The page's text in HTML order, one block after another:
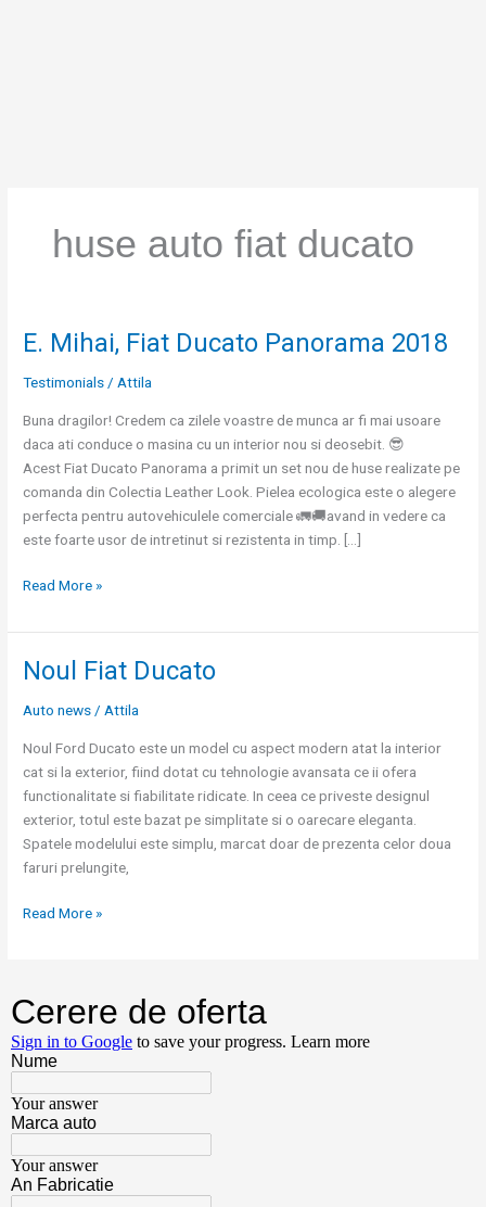
huse auto fiat ducato
E. Mihai, Fiat Ducato Panorama 2018
Testimonials / Attila
Buna dragilor! Credem ca zilele voastre de munca ar fi mai usoare
daca ati conduce o masina cu un interior nou si deosebit. 😎
Acest Fiat Ducato Panorama a primit un set nou de huse realizate pe
comanda din Colectia Leather Look. Pielea ecologica este o alegere
perfecta pentru autovehiculele comerciale 🚛🚚avand in vedere ca
este foarte usor de intretinut si rezistenta in timp. […]
E.
Fiat
Panorama
Read More »
Noul Fiat Ducato
Auto news / Attila
Noul Ford Ducato este un model cu aspect modern atat la interior
cat si la exterior, fiind dotat cu tehnologie avansata ce ii ofera
functionalitate si fiabilitate ridicate. In ceea ce priveste designul
exterior, totul este bazat pe simplitate si o oarecare eleganta.
Spatele modelului este simplu, marcat doar de prezenta celor doua
faruri prelungite,
Noul
Ducato
Read More »